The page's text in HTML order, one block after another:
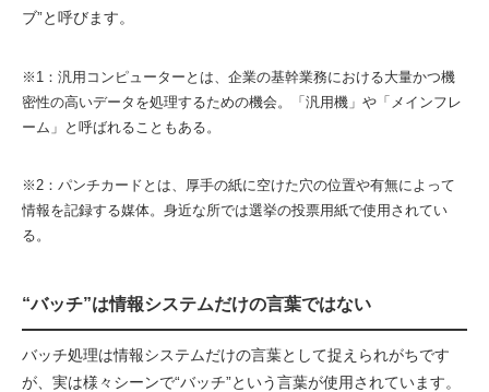
ブ”と呼びます。
※1：汎用コンピューターとは、企業の基幹業務における大量かつ機
密性の高いデータを処理するための機会。「汎用機」や「メインフレ
ーム」と呼ばれることもある。
※2：パンチカードとは、厚手の紙に空けた穴の位置や有無によって
情報を記録する媒体。身近な所では選挙の投票用紙で使用されてい
る。
“バッチ”は情報システムだけの言葉ではない
バッチ処理は情報システムだけの言葉として捉えられがちです
が、実は様々シーンで“バッチ”という言葉が使用されています。